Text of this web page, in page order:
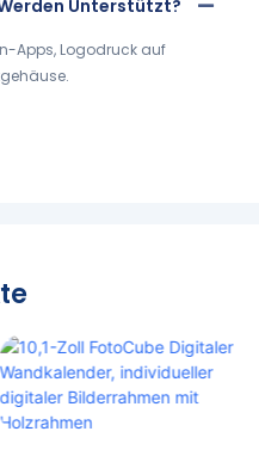
Unterstützt?
Apps, Logodruck auf